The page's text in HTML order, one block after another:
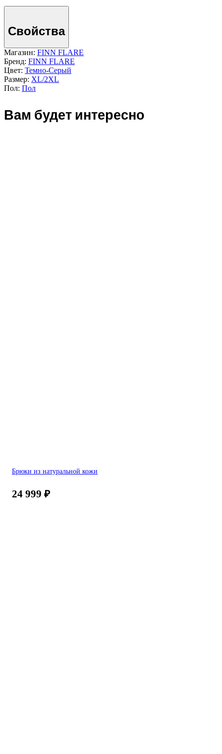
Свойства
Магазин: FINN FLARE
Бренд: FINN FLARE
Цвет: Темно-Серый
Размер: XL/2XL
Пол: Пол
Вам будет интересно
Брюки из натуральной кожи
24 999 ₽